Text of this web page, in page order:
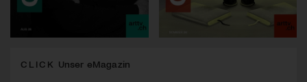
CLICK Unser eMagazin